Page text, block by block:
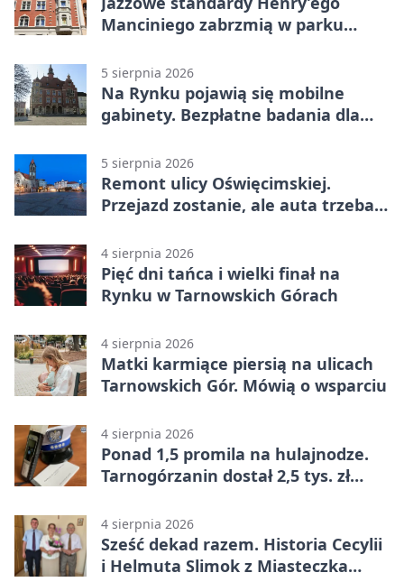
Manciniego zabrzmią w parku
5 sierpnia 2026
Na Rynku pojawią się mobilne
gabinety. Bezpłatne badania dla
5 sierpnia 2026
Remont ulicy Oświęcimskiej.
Przejazd zostanie, ale auta trzeba
4 sierpnia 2026
Pięć dni tańca i wielki finał na
Rynku w Tarnowskich Górach
4 sierpnia 2026
Matki karmiące piersią na ulicach
Tarnowskich Gór. Mówią o wsparciu
4 sierpnia 2026
Ponad 1,5 promila na hulajnodze.
Tarnogórzanin dostał 2,5 tys. zł
4 sierpnia 2026
Sześć dekad razem. Historia Cecylii
i Helmuta Slimok z Miasteczka